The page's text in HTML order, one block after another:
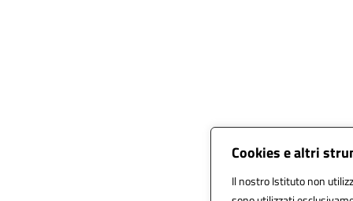
Cookies e altri
Il nostro Istituto non